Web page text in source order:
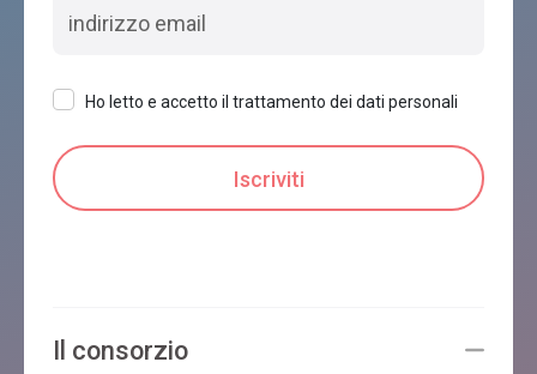
Ho letto e accetto il trattamento dei dati personali
Il consorzio